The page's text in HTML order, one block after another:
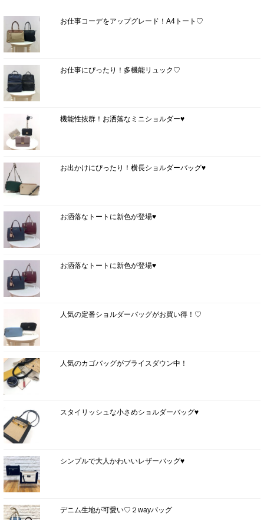
お仕事コーデをアップグレード！A4トート♡
お仕事にぴったり！多機能リュック♡
機能性抜群！お洒落なミニショルダー♥
お出かけにぴったり！横長ショルダーバッグ♥
お洒落なトートに新色が登場♥
お洒落なトートに新色が登場♥
人気の定番ショルダーバッグがお買い得！♡
人気のカゴバッグがプライスダウン中！
スタイリッシュな小さめショルダーバッグ♥
シンプルで大人かわいいレザーバッグ♥
デニム生地が可愛い♡２wayバッグ